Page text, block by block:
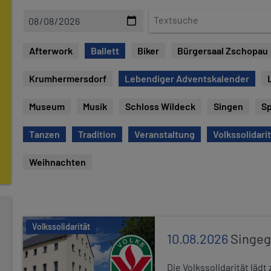
t
s
u
h
Afterwork Ballett Biker Bürgersaal Zschopau
Krumhermersdorf Lebendiger Adventskalender
Museum Musik Schloss Wildeck Singen
Tanzen Tradition Veranstaltung
Weihnachten
Volkssolidarität
10.08.2026
Die Volkssolidarität lädt